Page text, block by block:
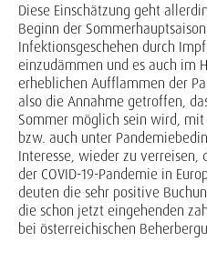
Diese Einschätzung geht
Beginn der
Infektionsgeschehen durch
einzudämmen und es auch im
erheblichen Aufflammen der
also die Annahme getroffen,
Sommer möglich sein wird, mit
bzw. auch unter
Interesse, wieder zu verreisen,
der COVID-19-Pandemie in
deuten die sehr positive
die schon jetzt eingehenden
bei österreichischen